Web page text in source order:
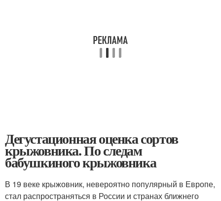
Дегустационная оценка сортов
крыжовника. По следам
бабушкиного крыжовника
В 19 веке крыжовник, невероятно популярный в Европе,
стал распространяться в России и странах ближнего